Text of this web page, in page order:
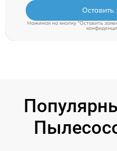
Оставить
Нажимая на кнопку "Оставить